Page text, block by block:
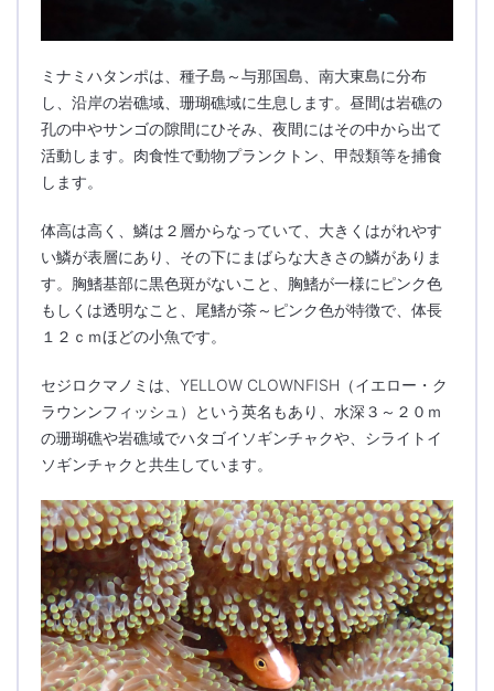
ミナミハタンポは、種子島～与那国島、南大東島に分布
し、沿岸の岩礁域、珊瑚礁域に生息します。昼間は岩礁の
孔の中やサンゴの隙間にひそみ、夜間にはその中から出て
活動します。肉食性で動物プランクトン、甲殻類等を捕食
します。
体高は高く、鱗は２層からなっていて、大きくはがれやす
い鱗が表層にあり、その下にまばらな大きさの鱗がありま
す。胸鰭基部に黒色斑がないこと、胸鰭が一様にピンク色
もしくは透明なこと、尾鰭が茶～ピンク色が特徴で、体長
１２ｃｍほどの小魚です。
セジロクマノミは、YELLOW CLOWNFISH（イエロー・ク
ラウンンフィッシュ）という英名もあり、水深３～２０ｍ
の珊瑚礁や岩礁域でハタゴイソギンチャクや、シライトイ
ソギンチャクと共生しています。